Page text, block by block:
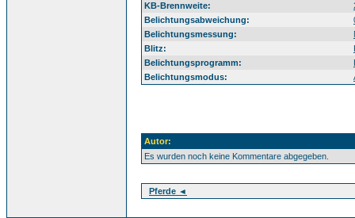
KB-Brennweite:
Belichtungsabweichung:
Belichtungsmessung:
Blitz:
Belichtungsprogramm:
Belichtungsmodus:
Autor:
Es wurden noch keine Kommentare abgegeben.
Pferde ◄